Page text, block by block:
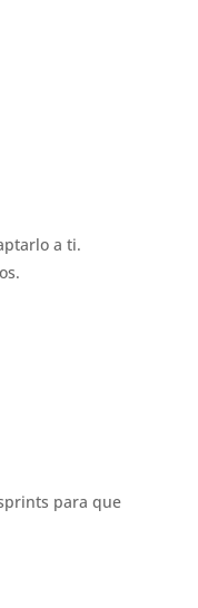
a ti.
para que